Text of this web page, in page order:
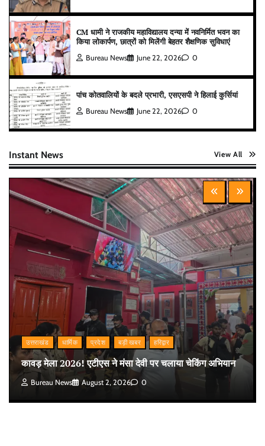
CM धामी ने राजकीय महाविद्यालय दन्या में नवनिर्मित भवन का
किया लोकार्पण, छात्रों को मिलेंगी बेहतर शैक्षणिक सुविधाएं
Bureau News June 22, 2026 0
पांच कोतवालियों के बदले प्रभारी, एसएसपी ने हिलाई कुर्सियां
Bureau News June 22, 2026 0
Instant News View All
उत्तराखंड धार्मिक प्रदेश बड़ी खबर हरिद्वार
कावड़ मेला 2026! एटीएस ने मंसा देवी पर चलाया चेकिंग अभियान
Bureau News August 2, 2026 0